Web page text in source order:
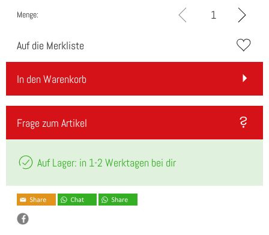
Menge:
Auf die Merkliste
In den Warenkorb
Frage zum Artikel
Auf Lager: in 1-2 Werktagen bei dir